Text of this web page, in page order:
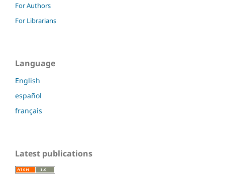
For Authors
For Librarians
Language
English
español
français
Latest publications